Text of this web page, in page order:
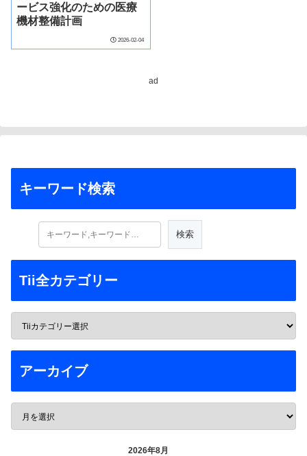
ービス強化のための医療
機材整備計画
2026-02-04
ad
キーワード検索
Tii全カテゴリー
アーカイブ
2026年8月